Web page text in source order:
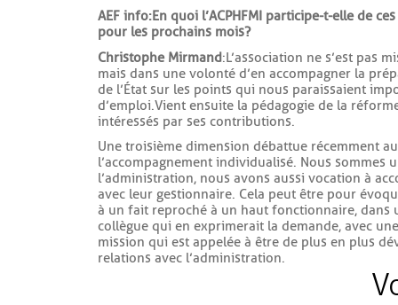
AEF info : En quoi l’ACPHFMI participe-t-elle de
pour les prochains mois ?
Christophe Mirmand: L’association ne s’est pas
mais dans une volonté d’en accompagner la
de l’État sur les points qui nous paraissaient
d’emploi. Vient ensuite la pédagogie de la
intéressés par ses contributions.
Une troisième dimension débattue récemment
l’accompagnement individualisé. Nous
l’administration, nous avons aussi vocation à
avec leur gestionnaire. Cela peut être pour
à un fait reproché à un haut fonctionnaire, dans
collègue qui en exprimerait la demande, avec
mission qui est appelée à être de plus en plus
relations avec l’administration.